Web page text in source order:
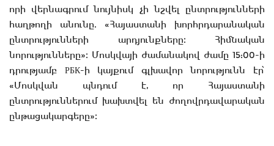
որի վերնագրում նույնիսկ չի նշվել ընտրությունների
հաղթողի անունը. «Հայաստանի խորհրդարանական
ընտրությունների արդյունքները։ Հիմնական
նորությունները»։ Մոսկվայի ժամանակով ժամը 15:00-ի
դրությամբ РБК-ի կայքում գլխավոր նորությունն էր՝
«Մոսկվան պնդում է, որ Հայաստանի
ընտրություններում խախտվել են ժողովրդավարական
ընթացակարգերը»։